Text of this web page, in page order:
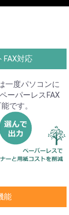
対応
一度パソコンに
ーパーレスFAX
です。
能